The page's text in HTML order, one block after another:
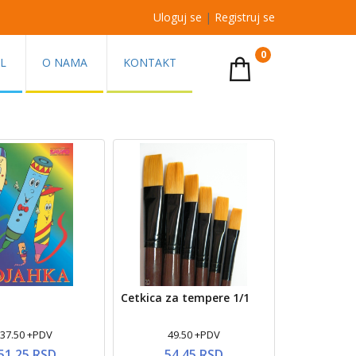
Uloguj se | Registruj se
O NAMA KONTAKT
0
+PDV
Cetkica za tempere 1/1
49.50 +PDV